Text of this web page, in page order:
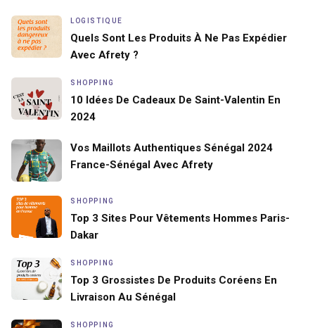
LOGISTIQUE
Quels Sont Les Produits À Ne Pas Expédier
Avec Afrety ?
SHOPPING
10 Idées De Cadeaux De Saint-Valentin En
2024
Vos Maillots Authentiques Sénégal 2024
France-Sénégal Avec Afrety
SHOPPING
Top 3 Sites Pour Vêtements Hommes Paris-
Dakar
SHOPPING
Top 3 Grossistes De Produits Coréens En
Livraison Au Sénégal
SHOPPING